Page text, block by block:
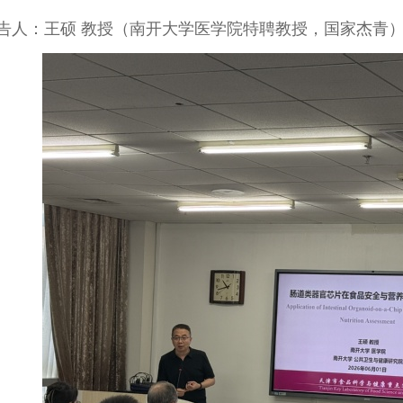
人：王硕 教授（南开大学医学院特聘教授，国家杰青